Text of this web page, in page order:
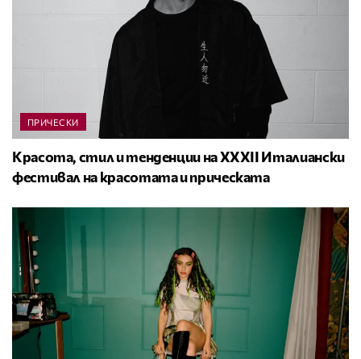
ПРИЧЕСКИ
Красота, стил и тенденции на XXXII Италиански
фестивал на красотата и прическата